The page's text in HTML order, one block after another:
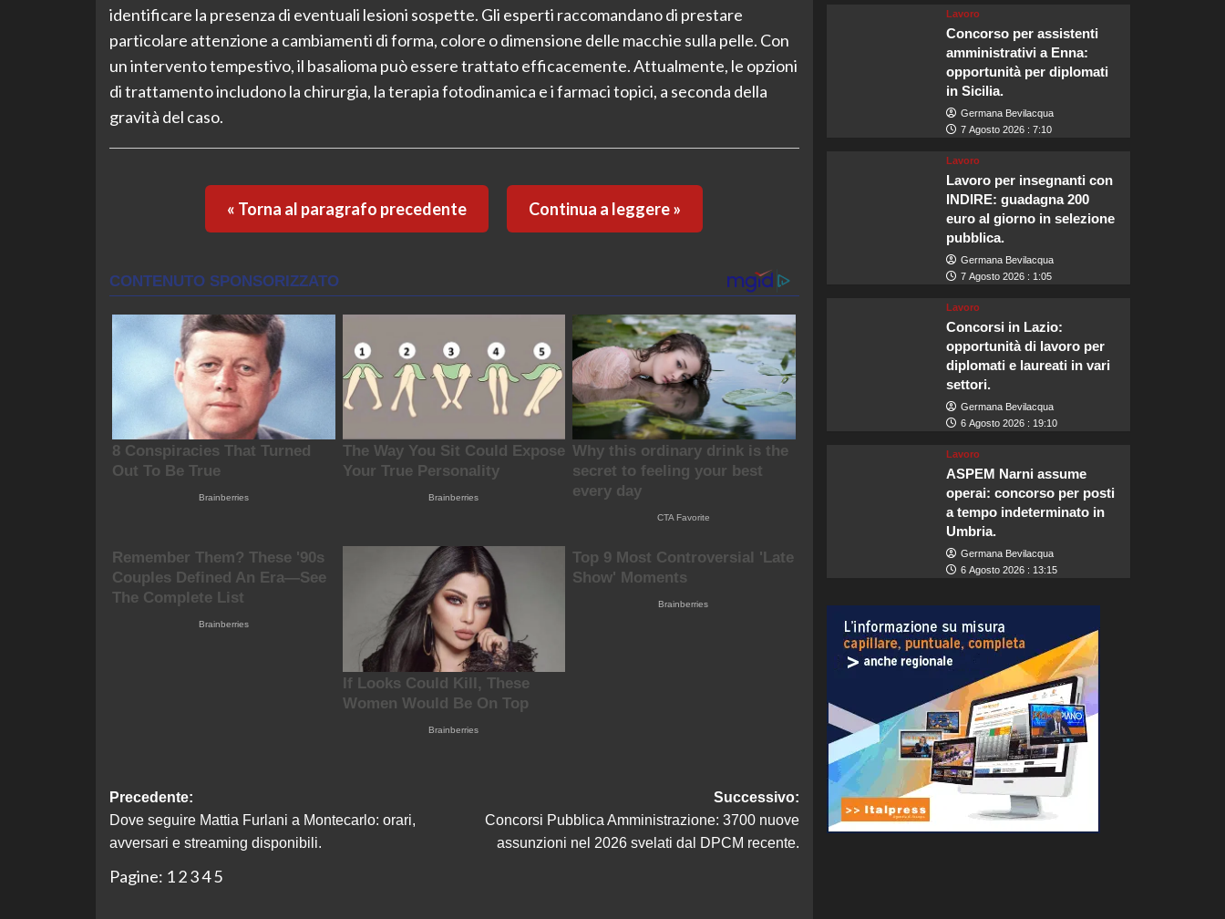
identificare la presenza di eventuali lesioni sospette. Gli esperti raccomandano di prestare
particolare attenzione a cambiamenti di forma, colore o dimensione delle macchie sulla pelle. Con
un intervento tempestivo, il basalioma può essere trattato efficacemente. Attualmente, le opzioni
di trattamento includono la chirurgia, la terapia fotodinamica e i farmaci topici, a seconda della
gravità del caso.
« Torna al paragrafo precedente Continua a leggere »
Navigazione
articolo
Precedente:
Dove seguire Mattia Furlani a Montecarlo: orari,
avversari e streaming disponibili.
Successivo:
Concorsi Pubblica Amministrazione: 3700 nuove
assunzioni nel 2026 svelati dal DPCM recente.
Pagine: 1 2 34 5
Lavoro
Concorso per assistenti
amministrativi a Enna:
opportunità per diplomati
in Sicilia.
Germana Bevilacqua
7 Agosto 2026 : 7:10
Lavoro
Lavoro per insegnanti con
INDIRE: guadagna 200
euro al giorno in selezione
pubblica.
Germana Bevilacqua
7 Agosto 2026 : 1:05
Lavoro
Concorsi in Lazio:
opportunità di lavoro per
diplomati e laureati in vari
settori.
Germana Bevilacqua
6 Agosto 2026 : 19:10
Lavoro
ASPEM Narni assume
operai: concorso per posti
a tempo indeterminato in
Umbria.
Germana Bevilacqua
6 Agosto 2026 : 13:15